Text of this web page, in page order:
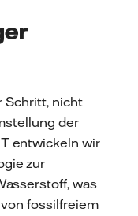
Schritt, nicht
der
entwickeln wir
zur
was
fossilfreiem